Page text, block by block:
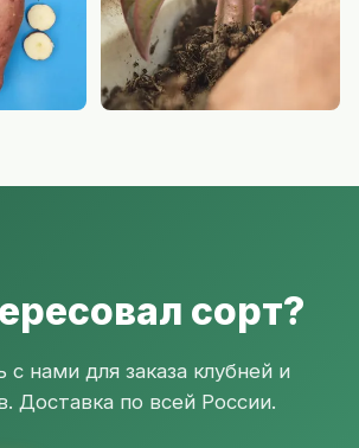
сорт?
с нами для заказа клубней и
Доставка по всей России.